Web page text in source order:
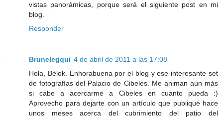
vistas panorámicas, porque será el siguiente post en mi
blog.
Responder
Brunelegqui 4 de abril de 2011 a las 17:08
Hola, Bélok. Enhorabuena por el blog y ese interesante set
de fotografías del Palacio de Cibeles. Me animan aún más
si cabe a acercarme a Cibeles en cuanto pueda :)
Aprovecho para dejarte con un artículo que publiqué hace
unos meses acerca del cubrimiento del patio del